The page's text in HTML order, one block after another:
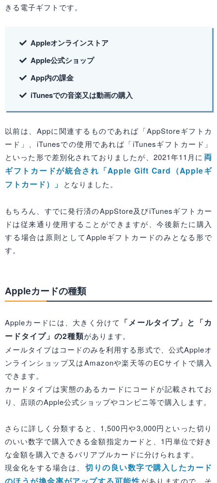
きる電子ギフトです。
Appleオンラインストア
Apple公式ショップ
App内の課金
iTunesでの音楽又は動画の購入
以前は、Appに関連するものであれば「AppStoreギフトカ
ード」、iTunesでの使用であれば「iTunesギフトカード」
といった形で差別化されておりましたが、2021年11月に 両
ギフトカードが統合され「Apple Gift Card（Appleギ
フトカード）」
となりました。
もちろん、すでに発行済のAppStore及びiTunesギフトカー
ドは従来通り使用することができますが、今後新たに購入
する場合は原則としてAppleギフトカードのみとなる形で
す。
Appleカードの種類
Appleカードには、大きく分けて 「メールタイプ」と「カ
ードタイプ」の2種類があります。
メールタイプはコードのみを利用する形式で、公式Appleオ
ンラインショップ又はAmazonや楽天等のECサイトで購入
できます。
カードタイプは実態のあるカードにコードが記載されてお
り、店頭のApple公式ショップやコンビニ等で購入します。
さらに詳しく分類すると、1,500円や3,000円といった切り
のいい数字で購入できる金額指定カードと、1円単位で好き
な金額を購入できるバリアブルカードに分けられます。
現金化をする場合は、 切りの良い数字で購入したカード
のほうが換金率がアップする可能性がありますので、そ